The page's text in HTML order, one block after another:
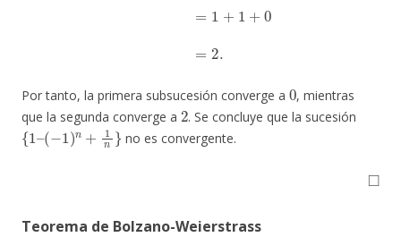
Por tanto, la primera subsucesión converge a
0
, mientras
que la segunda converge a
2
. Se concluye que la sucesión
{1– (− 1)n+1n}
no es convergente.
◻
Teorema de Bolzano-Weierstrass